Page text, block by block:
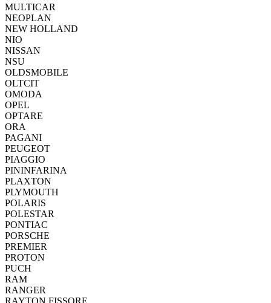
MULTICAR
NEOPLAN
NEW HOLLAND
NIO
NISSAN
NSU
OLDSMOBILE
OLTCIT
OMODA
OPEL
OPTARE
ORA
PAGANI
PEUGEOT
PIAGGIO
PININFARINA
PLAXTON
PLYMOUTH
POLARIS
POLESTAR
PONTIAC
PORSCHE
PREMIER
PROTON
PUCH
RAM
RANGER
RAYTON FISSORE